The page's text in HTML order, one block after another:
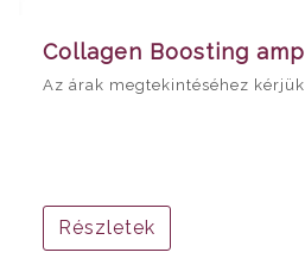
Collagen Boosting
Az árak megtekintéséhez kérjük,
Részletek